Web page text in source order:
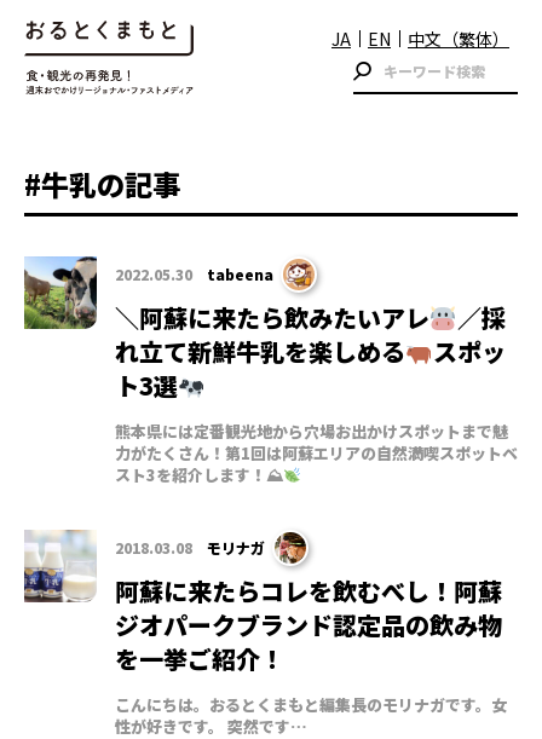
JA EN 中文（繁体）
#牛乳の記事
2022.05.30 tabeena
＼阿蘇に来たら飲みたいアレ
／採
れ立て新鮮牛乳を楽しめる
スポッ
ト3選
熊本県には定番観光地から穴場お出かけスポットまで魅
力がたくさん！第1回は阿蘇エリアの自然満喫スポットベ
スト3を紹介します！⛰
2018.03.08 モリナガ
阿蘇に来たらコレを飲むべし！阿蘇
ジオパークブランド認定品の飲み物
を一挙ご紹介！
こんにちは。おるとくまもと編集長のモリナガです。女
性が好きです。 突然です…